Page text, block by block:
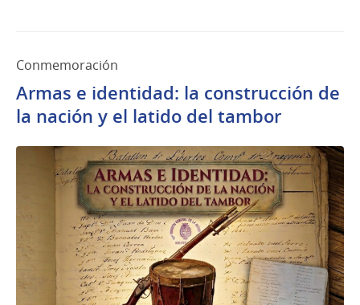
Conmemoración
Armas e identidad: la construcción de
la nación y el latido del tambor